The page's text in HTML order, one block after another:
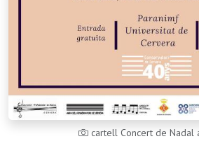
cartell Concert de Nadal